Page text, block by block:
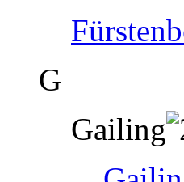
G
Gailing